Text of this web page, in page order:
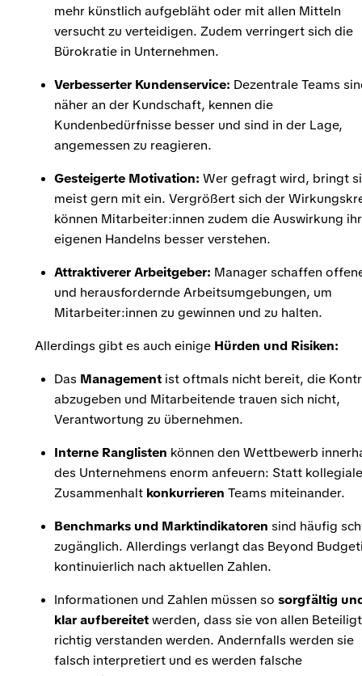
mehr künstlich aufgebläht oder mit allen Mitteln
versucht zu verteidigen. Zudem verringert sich die
Bürokratie in Unternehmen.
Verbesserter Kundenservice: Dezentrale Teams
näher an der Kundschaft, kennen die
Kundenbedürfnisse besser und sind in der Lage,
angemessen zu reagieren.
Gesteigerte Motivation: Wer gefragt wird, bringt
meist gern mit ein. Vergrößert sich der
können Mitarbeiter:innen zudem die Auswirkung
eigenen Handelns besser verstehen.
Attraktiverer Arbeitgeber: Manager schaffen
und herausfordernde Arbeitsumgebungen, um
Mitarbeiter:innen zu gewinnen und zu halten.
Allerdings gibt es auch einige Hürden und Risiken:
Das Management ist oftmals nicht bereit, die
abzugeben und Mitarbeitende trauen sich nicht,
Verantwortung zu übernehmen.
Interne Ranglisten können den Wettbewerb
des Unternehmens enorm anfeuern: Statt
Zusammenhalt konkurrieren Teams miteinander.
Benchmarks und Marktindikatoren sind häufig
zugänglich. Allerdings verlangt das Beyond
kontinuierlich nach aktuellen Zahlen.
Informationen und Zahlen müssen so sorgfältig
klar aufbereitetwerden, dass sie von allen
richtig verstanden werden. Andernfalls werden sie
falsch interpretiert und es werden falsche